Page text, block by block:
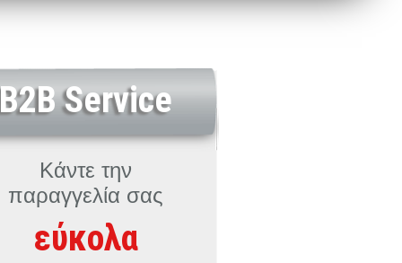
B2B Service
Κάντε την
παραγγελία σας
εύκολα